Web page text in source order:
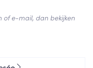
of e-mail, dan bekijken